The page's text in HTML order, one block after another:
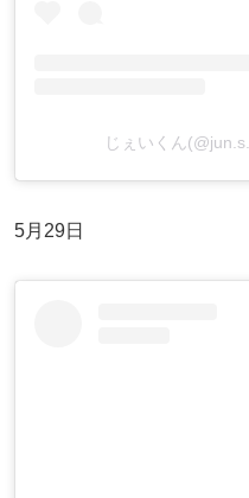
じぇいくん
5月29日